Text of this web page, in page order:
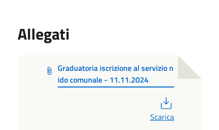
Allegati
Graduatoria iscrizione al servizio n
ido comunale - 11.11.2024
Scarica